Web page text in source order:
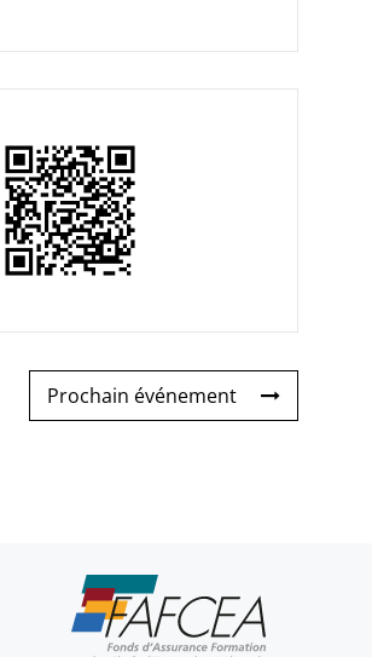
Prochain événement